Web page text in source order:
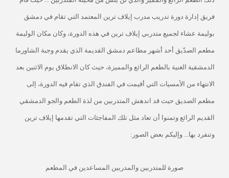
فريق إدارة دورة تدريب مدرب إيلاف ترين المعتمد التي تقام في دمشق
بوليمة عشاء لجميع متدربي إيلاف ترين في هذه الدورة، وكان مكان الوليمة
مطعم الصدّيق أحد أشهر مطاعم دمشق القديمة الذي يقدم وجبة الشاورما
الدمشقية الغنية بالطعم الرائع والمميزة، حيث كان الانطلاق يوم الاثنين بعد
الانتهاء من الأمسيات التي أقيمت في الفندق الذي تقام فيه الدورة، إلى
مطعم الصديق حيث قد اندهش المتدربين من لذة الطعم والجو الدمشقي
القديم الرائع وتمنوا أن تعاد مثل تلك المفاجئات التي تقدمها إيلاف ترين
وتنفرد بها... وإليكم بعض الصور:
صورة للمتدربين والمدربين المساعدين في المطعم